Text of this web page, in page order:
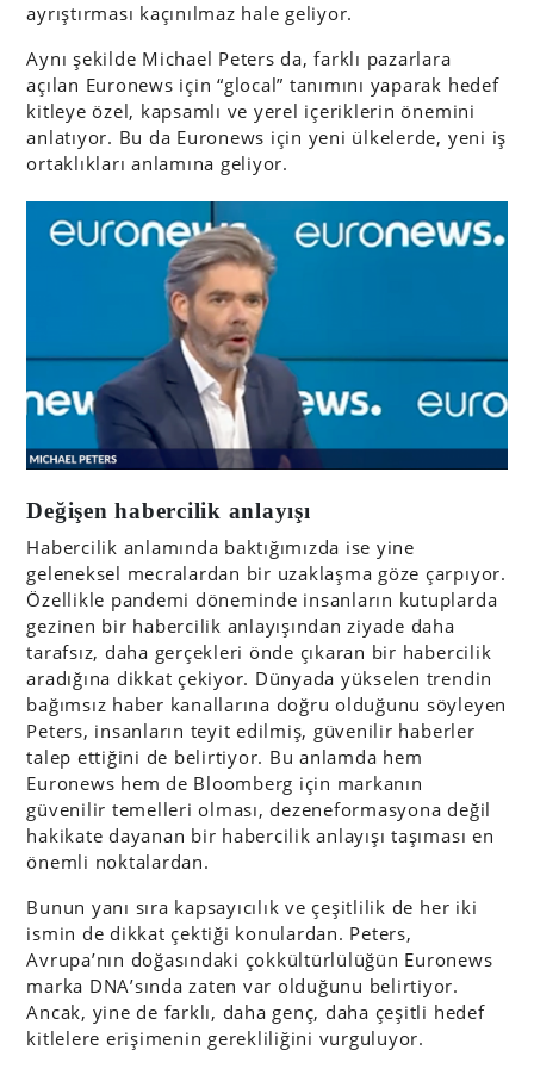
ayrıştırması kaçınılmaz hale geliyor.
Aynı şekilde Michael Peters da, farklı pazarlara
açılan Euronews için “glocal” tanımını yaparak hedef
kitleye özel, kapsamlı ve yerel içeriklerin önemini
anlatıyor. Bu da Euronews için yeni ülkelerde, yeni iş
ortaklıkları anlamına geliyor.
Değişen habercilik anlayışı
Habercilik anlamında baktığımızda ise yine
geleneksel mecralardan bir uzaklaşma göze çarpıyor.
Özellikle pandemi döneminde insanların kutuplarda
gezinen bir habercilik anlayışından ziyade daha
tarafsız, daha gerçekleri önde çıkaran bir habercilik
aradığına dikkat çekiyor. Dünyada yükselen trendin
bağımsız haber kanallarına doğru olduğunu söyleyen
Peters, insanların teyit edilmiş, güvenilir haberler
talep ettiğini de belirtiyor. Bu anlamda hem
Euronews hem de Bloomberg için markanın
güvenilir temelleri olması, dezeneformasyona değil
hakikate dayanan bir habercilik anlayışı taşıması en
önemli noktalardan.
Bunun yanı sıra kapsayıcılık ve çeşitlilik de her iki
ismin de dikkat çektiği konulardan. Peters,
Avrupa’nın doğasındaki çokkültürlülüğün Euronews
marka DNA’sında zaten var olduğunu belirtiyor.
Ancak, yine de farklı, daha genç, daha çeşitli hedef
kitlelere erişimenin gerekliliğini vurguluyor.